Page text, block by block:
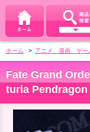
ホーム > アニメ、漫画、ゲー
Fate Grand
turia